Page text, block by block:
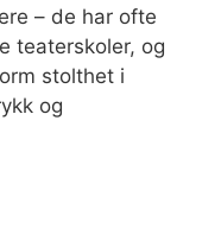
– de har ofte
teaterskoler, og
stolthet i
og